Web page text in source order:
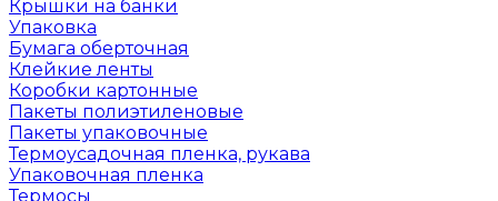
Крышки на банки
Упаковка
Бумага оберточная
Клейкие ленты
Коробки картонные
Пакеты полиэтиленовые
Пакеты упаковочные
Термоусадочная пленка, рукава
Упаковочная пленка
Термосы